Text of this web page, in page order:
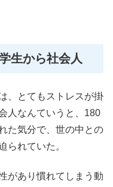
生から社会人
、とてもストレスが掛
人なんていうと、180
た気分で、世の中との
られていた。
があり慣れてしまう動